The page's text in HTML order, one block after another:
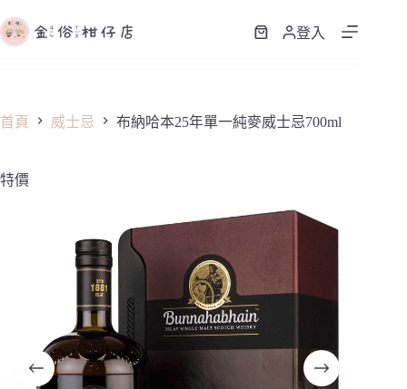
至
容
購
登入
首頁 威士忌 布納哈本25年單一純麥威士忌700ml
特價